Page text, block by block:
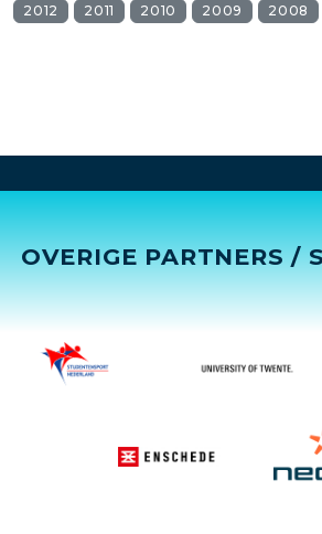
2012
2011 2010 2009 2008
OVERIGE PARTNERS /